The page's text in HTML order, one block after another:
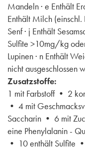
Mandeln · e Enthält
Enthält Milch (einschl.
Senf · j Enthält
Sulfite >10mg/kg
Lupinen · n Enthält
nicht ausgeschlossen
Zusatzstoffe:
1 mit Farbstoff • 2
• 4 mit
Saccharin • 6 mit
eine Phenylalanin -
• 10 enthält Sulfite